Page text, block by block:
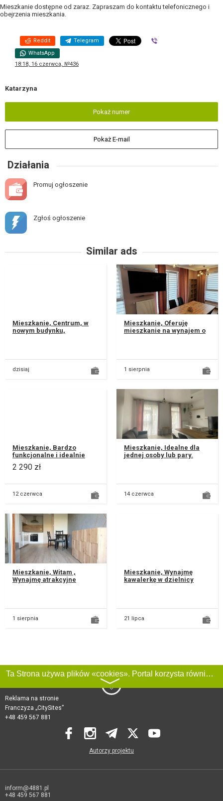
Mieszkanie dostępne od zaraz. Zapraszam do kontaktu telefonicznego i
obejrzenia mieszkania.
Reddit Telegram
WhatsApp
18:18, 16 czerwca, №436
Katarzyna
Pokaż numer
Pokaż E-mail
Działania
Promuj ogłoszenie
Zgłoś ogłoszenie
Similar ads
Mieszkanie, Centrum, w
nowym budynku,
dzisiaj
Mieszkanie, Oferuję
mieszkanie na wynajem o
1 sierpnia
Mieszkanie, Bardzo
funkcjonalne i idealnie
wykończone mieszkanie.
ul. Różana Pełne
2 290 zł
12 czerwca
Mieszkanie, Idealne dla
jednej osoby lub pary.
14 czerwca
Mieszkanie, Witam ,
Wynajmę atrakcyjne
1 sierpnia
Mieszkanie, Wynajmę
kawalerkę w dzielnicy
21 lipca
Ta Strona używa plików «cookies». Portal korzysta również z serwisu internetowego do zbierania danych technicznych o odwiedzających w celu uzyskania informacji marketingowych i statystycznych. Warunki przetwarzania danych odwiedzających Stronę, patrz:
〉
Reklama na stronie
Franczyza „CitySites”
+48 459 567 881
Autorzy projektu
inform@4881.pl
+48 459 567 881